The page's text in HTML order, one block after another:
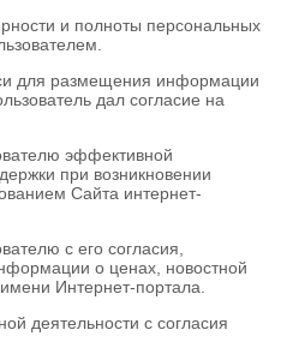
и полноты персональных
для размещения информации
дал согласие на
эффективной
при возникновении
Сайта интернет-
с его согласия,
о ценах, новостной
Интернет-портала.
деятельности с согласия